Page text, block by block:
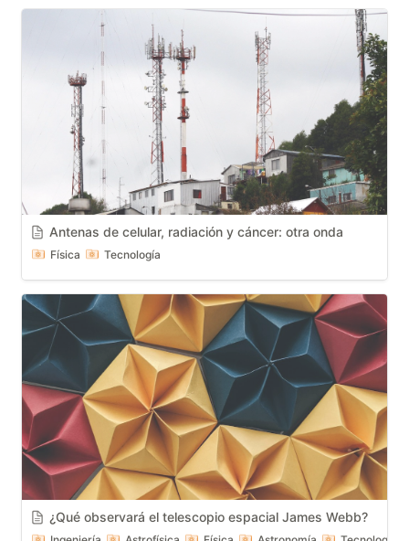
Antenas de celular, radiación y cáncer: otra onda
Física Tecnología
¿Qué observará el telescopio espacial James Webb?